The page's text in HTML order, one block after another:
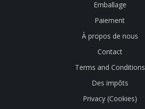
Emballage
Paiement
À propos de nous
Contact
Terms and Conditions
Des impôts
Privacy (Cookies)